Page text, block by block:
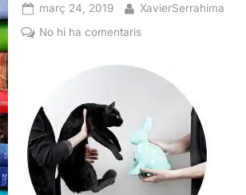
Posted
on
març 24, 2019 By
XavierSerrahima
No hi ha comentarisa
ens
agrada
que
ens
donin
gat